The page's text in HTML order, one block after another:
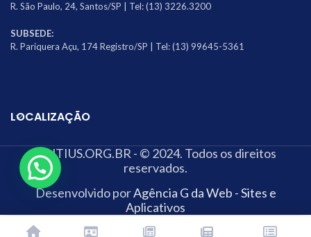
R. São Paulo, 24, Santos/SP | Tel: (13) 3226.3200
SUBSEDE:
R. Pariquera Açu, 174 Registro/SP | Tel: (13) 99645-5361
LOCALIZAÇÃO
SINTIUS.ORG.BR - © 2024. Todos os direitos
reservados.
Desenvolvido porAgência G da Web - Sites e
Aplicativos